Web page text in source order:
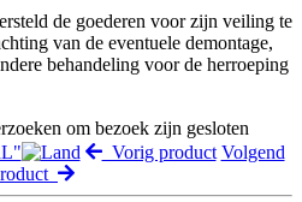
de goederen voor zijn veiling te
van de eventuele demontage,
behandeling voor de herroeping
om bezoek zijn gesloten
Vorig product Volgend